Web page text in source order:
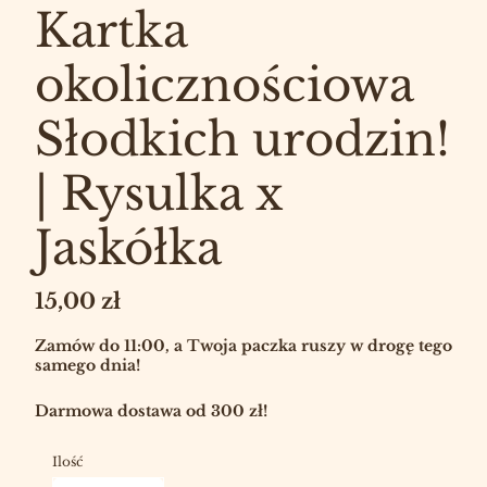
Kartka
okolicznościowa
Słodkich urodzin!
| Rysulka x
Jaskółka
Cena
15,00 zł
Zamów do 11:00, a Twoja paczka ruszy w drogę tego
samego dnia!
Darmowa dostawa od 300 zł!
Ilość